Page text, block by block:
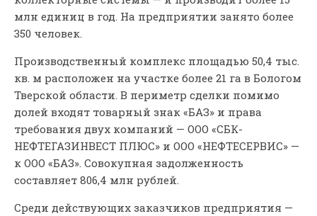
млн единиц в год. На предприятии занято более
350 человек.
Производственный комплекс площадью 50,4 тыс.
кв. м расположен на участке более 21 га в Бологом
Тверской области. В периметр сделки помимо
долей входят товарный знак «БАЗ» и права
требования двух компаний — ООО «СБК-
НЕФТЕГАЗИНВЕСТ ПЛЮС» и ООО «НЕФТЕСЕРВИС» —
к ООО «БАЗ». Совокупная задолженность
составляет 806,4 млн рублей.
Среди действующих заказчиков предприятия —